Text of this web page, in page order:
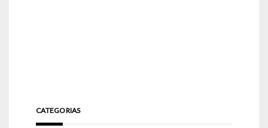
CATEGORIAS